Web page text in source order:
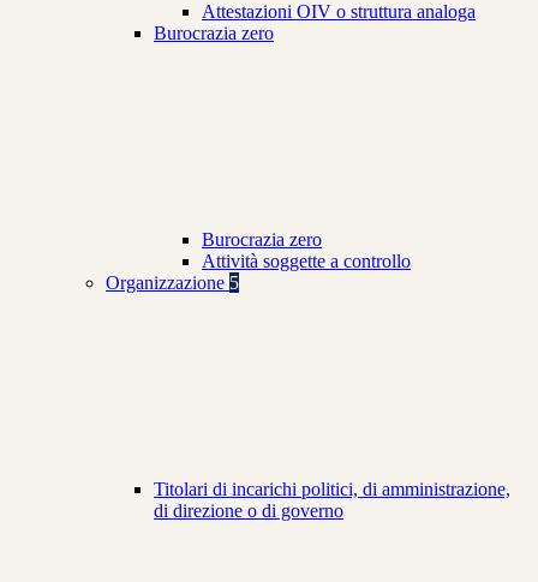
Attestazioni OIV o struttura analoga
Burocrazia zero
Burocrazia zero
Attività soggette a controllo
Organizzazione 5
Titolari di incarichi politici, di amministrazione,
di direzione o di governo